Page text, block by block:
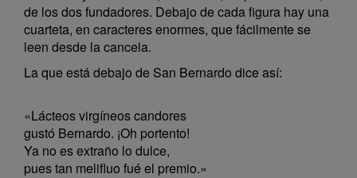
de los dos fundadores. Debajo de cada figura hay una
cuarteta, en caracteres enormes, que fácilmente se
leen desde la cancela.
La que está debajo de San Bernardo dice así:
«Lácteos virgíneos candores
gustó Bernardo. ¡Oh portento!
Ya no es extraño lo dulce,
pues tan melifluo fué el premio.»